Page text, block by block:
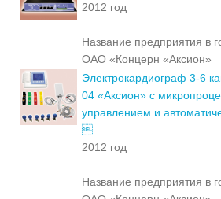
2012 год
Название предприятия в
ОАО «Концерн «Аксион»
Электрокардиограф 3-6
04 «Аксион» с
управлением и

2012 год
Название предприятия в